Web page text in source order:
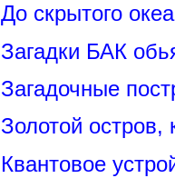
До скрытого
Загадки БАК
Загадочные
Золотой остров,
Квантовое